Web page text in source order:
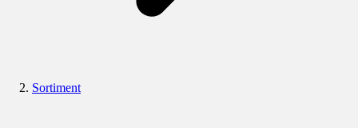
Sortiment